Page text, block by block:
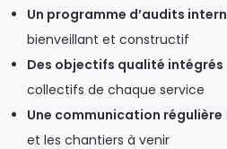
Un programme d’audits
bienveillant et constructif
Des objectifs qualité intégrés
collectifs de chaque service
Une communication régulière
et les chantiers à venir